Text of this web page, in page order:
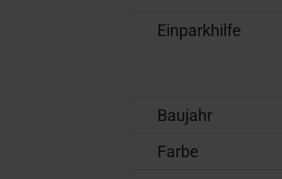
Einparkhilfe
Baujahr
Farbe